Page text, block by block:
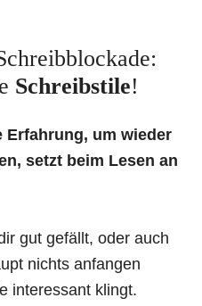
Schreibstile!
Erfahrung, um wieder
setzt beim Lesen an
gut gefällt, oder auch
nichts anfangen
interessant klingt.